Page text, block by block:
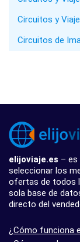
Circuitos y
Circuitos de
elijoviaje.es – es
seleccionar los
ofertas de todos
sola base de
directo del
¿Cómo funciona